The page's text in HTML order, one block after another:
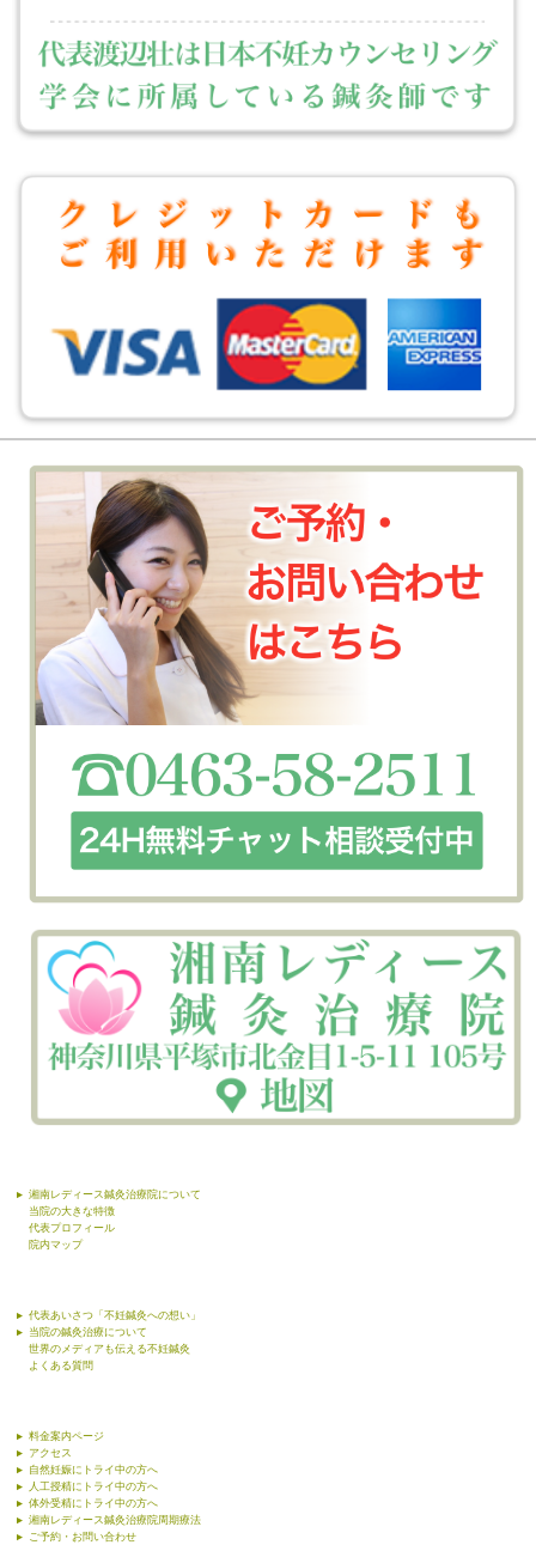
湘南レディース鍼灸治療院について
当院の大きな特徴
代表プロフィール
院内マップ
代表あいさつ「不妊鍼灸への想い」
当院の鍼灸治療について
世界のメディアも伝える不妊鍼灸
よくある質問
料金案内ページ
アクセス
自然妊娠にトライ中の方へ
人工授精にトライ中の方へ
体外受精にトライ中の方へ
湘南レディース鍼灸治療院周期療法
ご予約・お問い合わせ